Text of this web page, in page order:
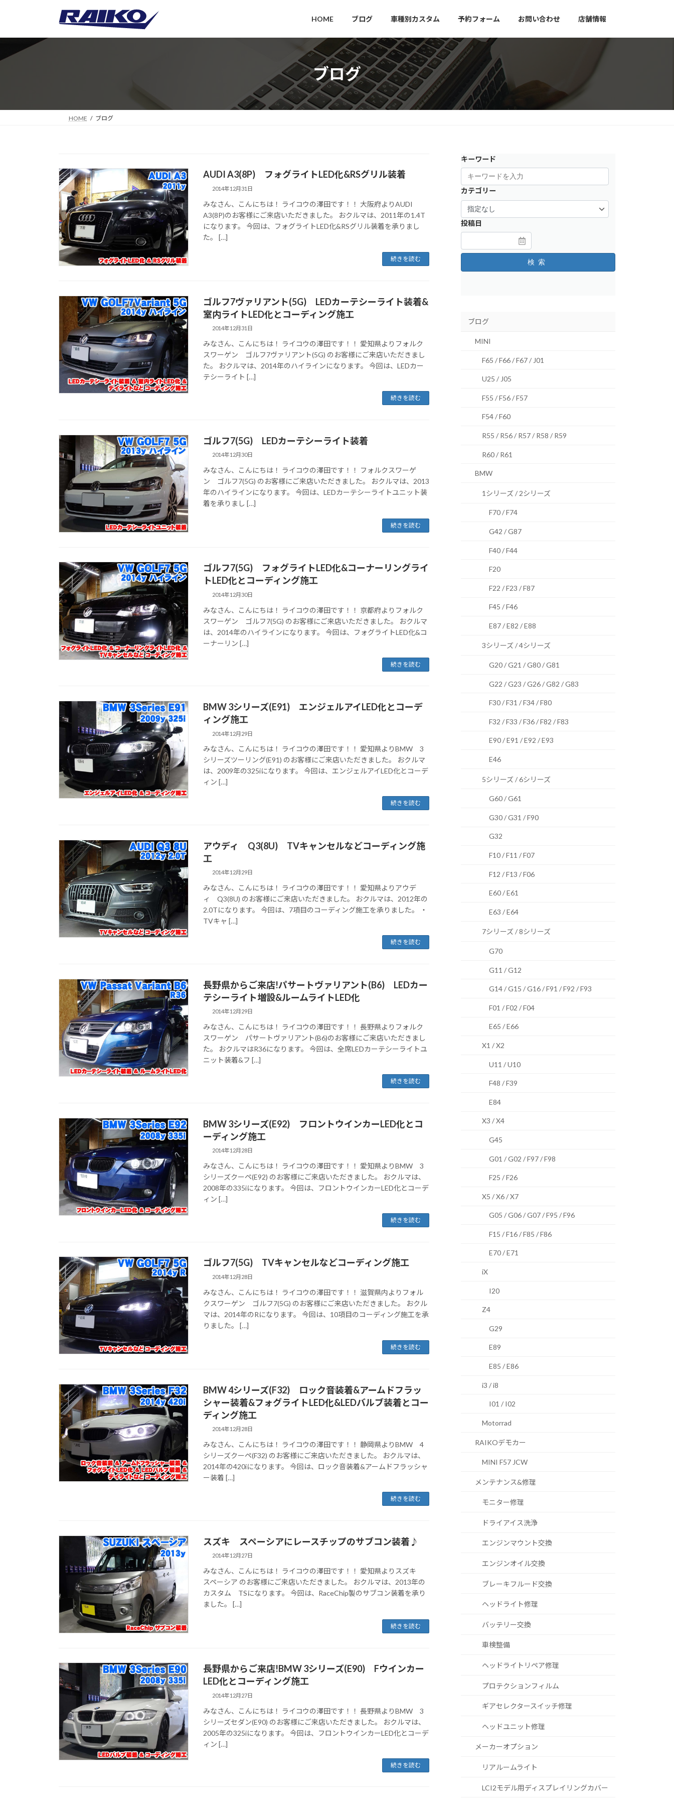
HOME ブログ 車種別カスタム 予約フォーム お問い合わせ 店舗情報
ブログ
HOME ブログ
AUDI A3(8P) フォグライトLED化&RSグリル装着
2014年12月31日
みなさん、こんにちは！ ライコウの澤田です！！ 大阪府よりAUDI
A3(8P)のお客様にご来店いただきました。 おクルマは、2011年の1.4T
になります。 今回は、フォグライトLED化&RSグリル装着を承りまし
た。 […]
続きを読む
ゴルフ7ヴァリアント(5G) LEDカーテシーライト装着&
室内ライトLED化とコーディング施工
2014年12月31日
みなさん、こんにちは！ ライコウの澤田です！！ 愛知県よりフォルク
スワーゲン ゴルフ7ヴァリアント(5G) のお客様にご来店いただきまし
た。 おクルマは、2014年のハイラインになります。 今回は、LEDカー
テシーライト […]
続きを読む
ゴルフ7(5G) LEDカーテシーライト装着
2014年12月30日
みなさん、こんにちは！ ライコウの澤田です！！ フォルクスワーゲ
ン ゴルフ7(5G) のお客様にご来店いただきました。 おクルマは、2013
年のハイラインになります。 今回は、LEDカーテシーライトユニット装
着を承りまし […]
続きを読む
ゴルフ7(5G) フォグライトLED化&コーナーリングライ
トLED化とコーディング施工
2014年12月30日
みなさん、こんにちは！ ライコウの澤田です！！ 京都府よりフォルク
スワーゲン ゴルフ7(5G) のお客様にご来店いただきました。 おクルマ
は、2014年のハイラインになります。 今回は、フォグライトLED化&コ
ーナーリン […]
続きを読む
BMW 3シリーズ(E91) エンジェルアイLED化とコーデ
ィング施工
2014年12月29日
みなさん、こんにちは！ ライコウの澤田です！！ 愛知県よりBMW 3
シリーズツーリング(E91) のお客様にご来店いただきました。 おクルマ
は、2009年の325iになります。 今回は、エンジェルアイLED化とコーデ
ィン […]
続きを読む
アウディ Q3(8U) TVキャンセルなどコーディング施
工
2014年12月29日
みなさん、こんにちは！ ライコウの澤田です！！ 愛知県よりアウデ
ィ Q3(8U) のお客様にご来店いただきました。 おクルマは、2012年の
2.0Tになります。 今回は、7項目のコーディング施工を承りました。 ・
TVキャ […]
続きを読む
長野県からご来店!パサートヴァリアント(B6) LEDカー
テシーライト増設&ルームライトLED化
2014年12月29日
みなさん、こんにちは！ ライコウの澤田です！！ 長野県よりフォルク
スワーゲン パサートヴァリアント(B6)のお客様にご来店いただきまし
た。 おクルマはR36になります。 今回は、全席LEDカーテシーライトユ
ニット装着&フ […]
続きを読む
BMW 3シリーズ(E92) フロントウインカーLED化とコ
ーディング施工
2014年12月28日
みなさん、こんにちは！ ライコウの澤田です！！ 愛知県よりBMW 3
シリーズクーペ(E92) のお客様にご来店いただきました。 おクルマは、
2008年の335iになります。 今回は、フロントウインカーLED化とコーデ
ィン […]
続きを読む
ゴルフ7(5G) TVキャンセルなどコーディング施工
2014年12月28日
みなさん、こんにちは！ ライコウの澤田です！！ 滋賀県内よりフォル
クスワーゲン ゴルフ7(5G) のお客様にご来店いただきました。 おクル
マは、2014年のRになります。 今回は、10項目のコーディング施工を承
りました。 […]
続きを読む
BMW 4シリーズ(F32) ロック音装着&アームドフラッ
シャー装着&フォグライトLED化&LEDバルブ装着とコー
ディング施工
2014年12月28日
みなさん、こんにちは！ ライコウの澤田です！！ 静岡県よりBMW 4
シリーズクーペ(F32) のお客様にご来店いただきました。 おクルマは、
2014年の420iになります。 今回は、ロック音装着&アームドフラッシャ
ー装着 […]
続きを読む
スズキ スペーシアにレースチップのサブコン装着♪
2014年12月27日
みなさん、こんにちは！ ライコウの澤田です！！ 愛知県よりスズキ
スペーシア のお客様にご来店いただきました。 おクルマは、2013年の
カスタム TSになります。 今回は、RaceChip製のサブコン装着を承り
ました。 […]
続きを読む
長野県からご来店!BMW 3シリーズ(E90) Fウインカー
LED化とコーディング施工
2014年12月27日
みなさん、こんにちは！ ライコウの澤田です！！ 長野県よりBMW 3
シリーズセダン(E90) のお客様にご来店いただきました。 おクルマは、
2005年の325iになります。 今回は、フロントウインカーLED化とコーデ
ィン […]
続きを読む
キーワード
カテゴリー
投稿日
検索
ブログ
MINI
F65 / F66 / F67 / J01
U25 / J05
F55 / F56 / F57
F54 / F60
R55 / R56 / R57 / R58 / R59
R60 / R61
BMW
1シリーズ / 2シリーズ
F70 / F74
G42 / G87
F40 / F44
F20
F22 / F23 / F87
F45 / F46
E87 / E82 / E88
3シリーズ / 4シリーズ
G20 / G21 / G80 / G81
G22 / G23 / G26 / G82 / G83
F30 / F31 / F34 / F80
F32 / F33 / F36 / F82 / F83
E90 / E91 / E92 / E93
E46
5シリーズ / 6シリーズ
G60 / G61
G30 / G31 / F90
G32
F10 / F11 / F07
F12 / F13 / F06
E60 / E61
E63 / E64
7シリーズ / 8シリーズ
G70
G11 / G12
G14 / G15 / G16 / F91 / F92 / F93
F01 / F02 / F04
E65 / E66
X1 / X2
U11 / U10
F48 / F39
E84
X3 / X4
G45
G01 / G02 / F97 / F98
F25 / F26
X5 / X6 / X7
G05 / G06 / G07 / F95 / F96
F15 / F16 / F85 / F86
E70 / E71
iX
I20
Z4
G29
E89
E85 / E86
i3 / i8
I01 / I02
Motorrad
RAIKOデモカー
MINI F57 JCW
メンテナンス&修理
モニター修理
ドライアイス洗浄
エンジンマウント交換
エンジンオイル交換
ブレーキフルード交換
ヘッドライト修理
バッテリー交換
車検整備
ヘッドライトリペア修理
プロテクションフィルム
ギアセレクタースイッチ修理
ヘッドユニット修理
メーカーオプション
リアルームライト
LCI2モデル用ディスプレイリングカバー